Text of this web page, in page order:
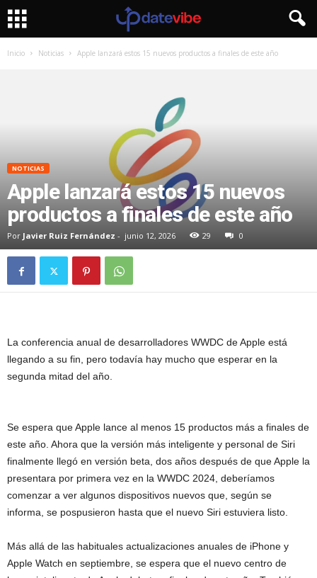
Inicio Noticias Apple lanzará estos 15 nuevos productos a finales de este año
NOTICIAS
Apple lanzará estos 15 nuevos
productos a finales de este año
Por Javier Ruiz Fernández - junio 12, 2026 29 0
La conferencia anual de desarrolladores WWDC de Apple está
llegando a su fin, pero todavía hay mucho que esperar en la
segunda mitad del año.
Se espera que Apple lance al menos 15 productos más a finales de
este año. Ahora que la versión más inteligente y personal de Siri
finalmente llegó en versión beta, dos años después de que Apple la
presentara por primera vez en la WWDC 2024, deberíamos
comenzar a ver algunos dispositivos nuevos que, según se
informa, se pospusieron hasta que el nuevo Siri estuviera listo.
Más allá de las habituales actualizaciones anuales de iPhone y
Apple Watch en septiembre, se espera que el nuevo centro de